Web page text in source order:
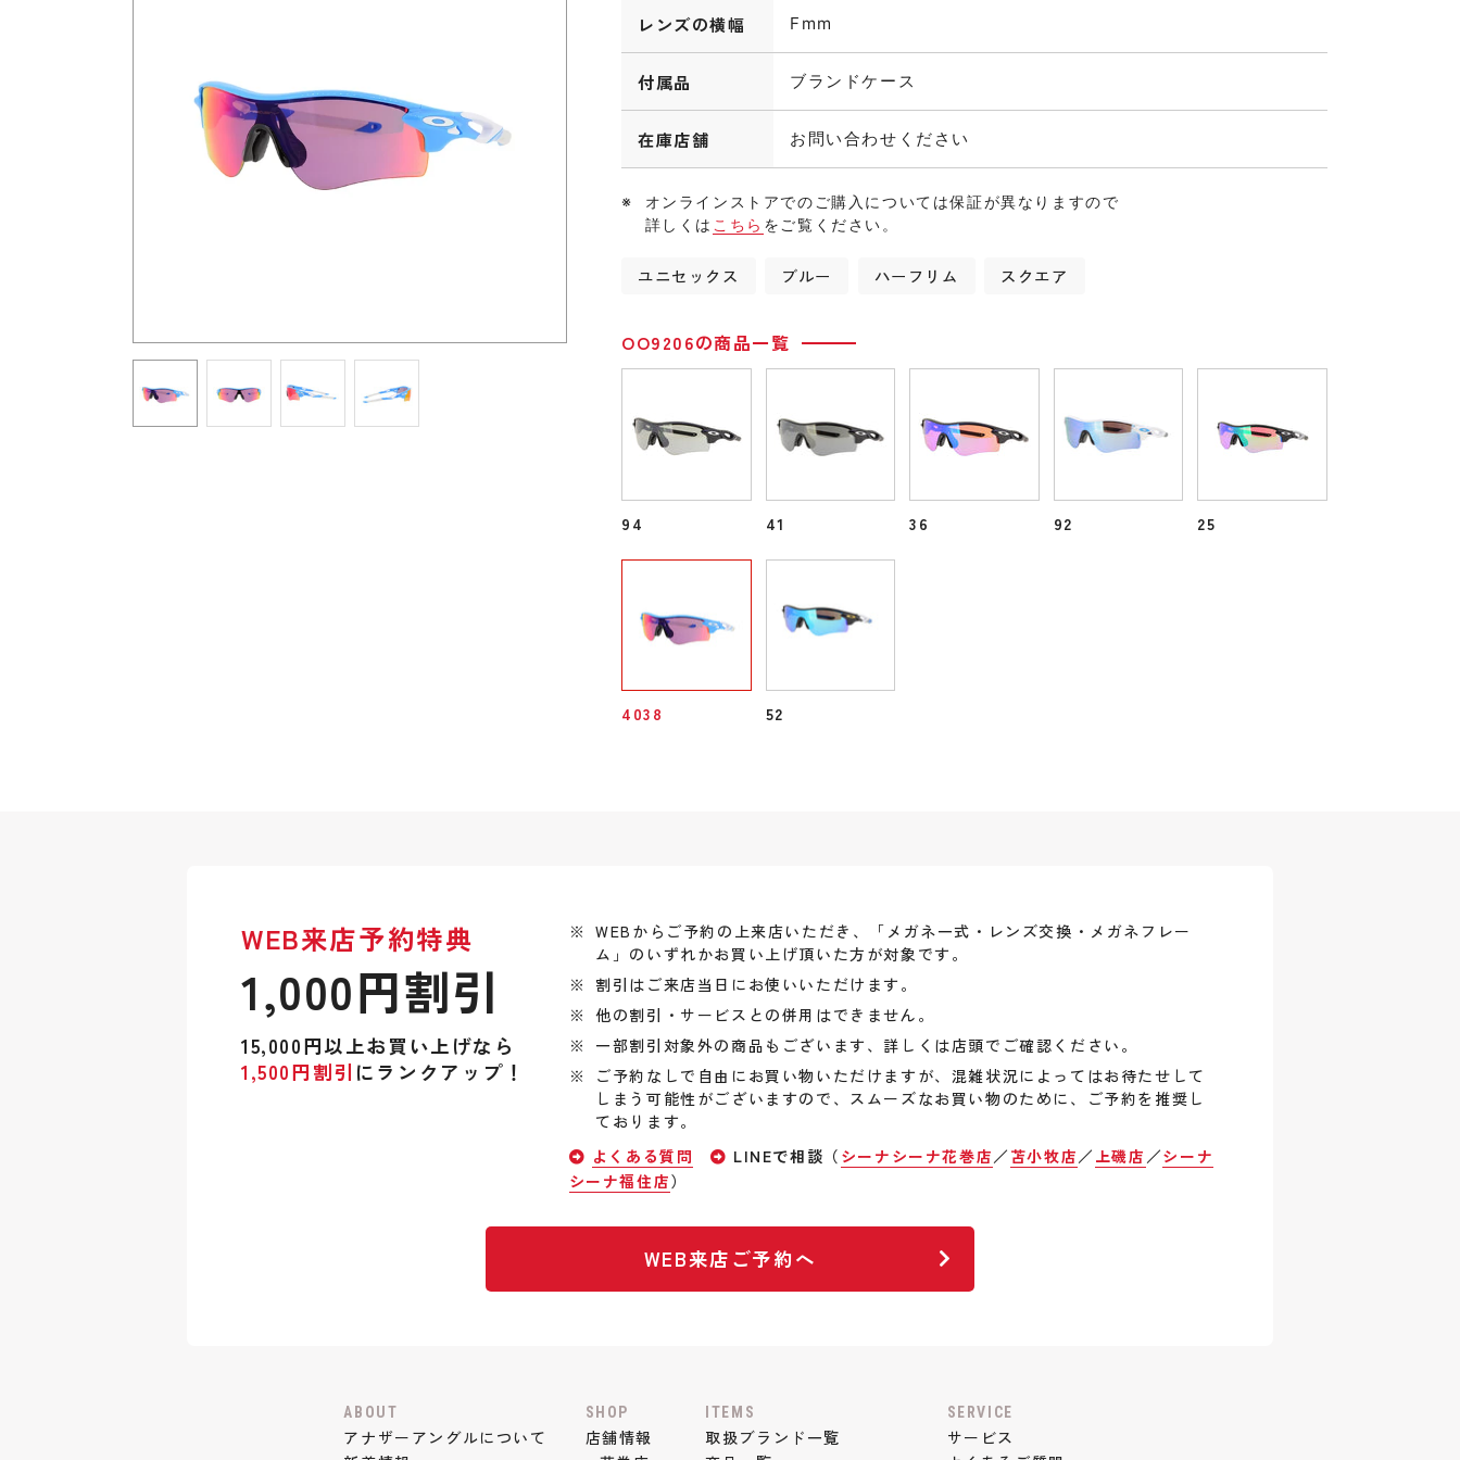
レンズの横幅 Fmm
付属品 ブランドケース
在庫店舗 お問い合わせください
オンラインストアでのご購入については保証が異なりますので
詳しくは こちら をご覧ください。
ユニセックス ブルー ハーフリム スクエア
OO9206の商品一覧
94 41 36 92 25
4038 52
WEB来店予約特典
1,000円割引
15,000円以上お買い上げなら
1,500円割引 にランクアップ！
WEBからご予約の上来店いただき、「メガネ一式・レンズ交換・メガネフレー
ム」のいずれかお買い上げ頂いた方が対象です。
割引はご来店当日にお使いいただけます。
他の割引・サービスとの併用はできません。
一部割引対象外の商品もございます、詳しくは店頭でご確認ください。
ご予約なしで自由にお買い物いただけますが、混雑状況によってはお待たせして
しまう可能性がございますので、スムーズなお買い物のために、ご予約を推奨し
ております。
よくある質問
LINEで相談（ シーナシーナ花巻店／ 苫小牧店／ 上磯店 ／シーナ
シーナ福住店）
WEB来店ご予約へ
ABOUT
アナザーアングルについて
SHOP
店舗情報
ITEMS
取扱ブランド一覧
SERVICE
サービス